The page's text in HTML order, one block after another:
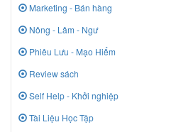
Marketing - Bán hàng
Nông - Lâm - Ngư
Phiêu Lưu - Mạo Hiểm
Review sách
Self Help - Khởi nghiệp
Tài Liệu Học Tập